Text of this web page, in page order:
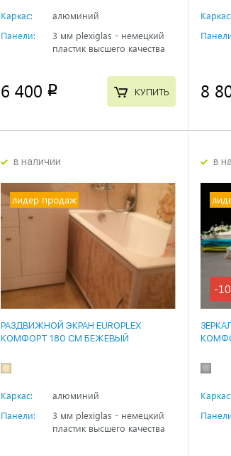
Каркас:
алюминий
Панели:
3 мм plexiglas - немецкий
пластик высшего качества
6 400 p КУПИТЬ
Каркас:
8
в наличии
лидер продаж
РАЗДВИЖНОЙ ЭКРАН EUROPLEX
КОМФОРТ 180 СМ БЕЖЕВЫЙ
Каркас:
алюминий
Панели:
3 мм plexiglas - немецкий
пластик высшего качества
в
-
Каркас: